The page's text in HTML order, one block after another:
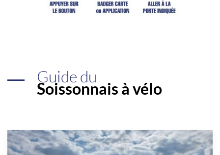
Guide du
Soissonnais à vélo